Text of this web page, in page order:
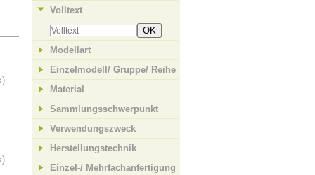
Volltext
OK
Modellart
Einzelmodell/ Gruppe/ Reihe
Material
Sammlungsschwerpunkt
Verwendungszweck
Herstellungstechnik
Einzel-/ Mehrfachanfertigung